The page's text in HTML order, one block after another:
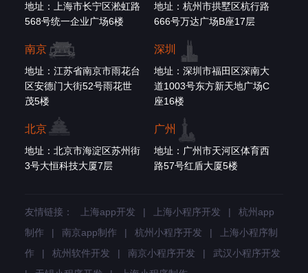
地址：上海市长宁区淞虹路
568号统一企业广场6楼
地址：杭州市拱墅区杭行路
666号万达广场B座17层
南京
地址：江苏省南京市雨花台
区安德门大街52号雨花世
茂5楼
深圳
地址：深圳市福田区深南大
道1003号东方新天地广场C
座16楼
北京
地址：北京市海淀区苏州街
3号大恒科技大厦7层
广州
地址：广州市天河区体育西
路57号红盾大厦5楼
友情链接： 上海app开发 | 上海小程序开发 | 杭州app
制作 | 南京app制作 | 杭州小程序开发 |
上海小程序制
作 | 杭州软件开发 | 南京小程序开发 | 武汉小程序开发